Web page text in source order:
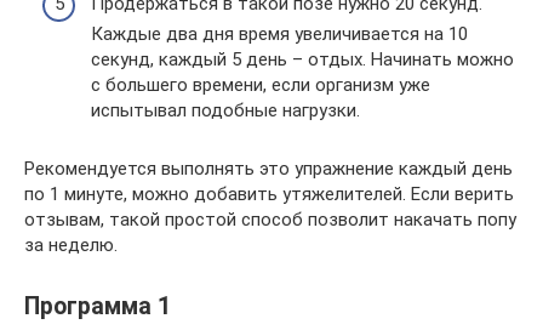
Каждые два дня время увеличивается на 10
секунд, каждый 5 день – отдых. Начинать можно
с большего времени, если организм уже
испытывал подобные нагрузки.
Рекомендуется выполнять это упражнение каждый день
по 1 минуте, можно добавить утяжелителей. Если верить
отзывам, такой простой способ позволит накачать попу
за неделю.
Программа 1